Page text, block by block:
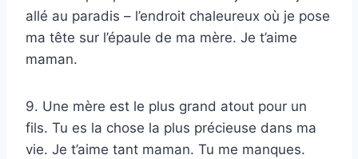
allé au paradis – l’endroit chaleureux où je pose
ma tête sur l’épaule de ma mère. Je t’aime
maman.
9. Une mère est le plus grand atout pour un
fils. Tu es la chose la plus précieuse dans ma
vie. Je t’aime tant maman. Tu me manques.